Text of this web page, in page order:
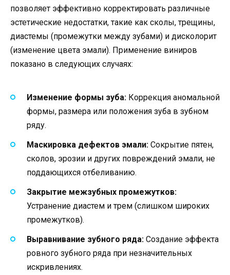
позволяет эффективно корректировать различные
эстетические недостатки, такие как сколы, трещины,
диастемы (промежутки между зубами) и дисколорит
(изменение цвета эмали). Применение виниров
показано в следующих случаях:
Изменение формы зуба: Коррекция аномальной
формы, размера или положения зуба в зубном
ряду.
Маскировка дефектов эмали: Сокрытие пятен,
сколов, эрозии и других повреждений эмали, не
поддающихся отбеливанию.
Закрытие межзубных промежутков:
Устранение диастем и трем (слишком широких
промежутков).
Выравнивание зубного ряда: Создание эффекта
ровного зубного ряда при незначительных
искривлениях.